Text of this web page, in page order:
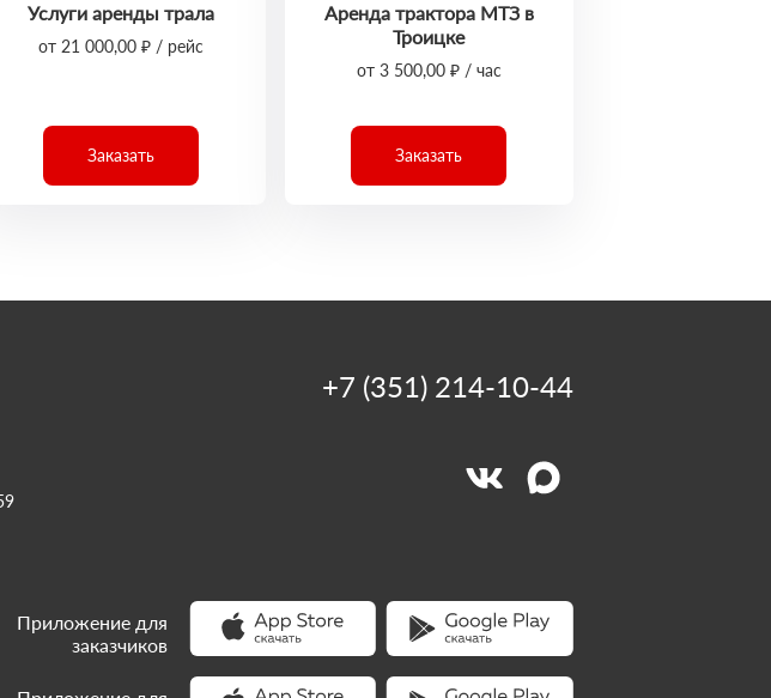
Услуги аренды трала
от 21 000,00 ₽ / рейс
Заказать
Аренда трактора МТЗ в
Троицке
от 3 500,00 ₽ / час
Заказать
+7 (351) 214-10-44
Приложение для
заказчиков